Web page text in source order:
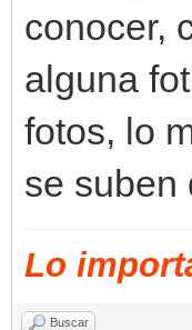
conocer,
alguna
fotos, lo
se suben
Lo
Buscar